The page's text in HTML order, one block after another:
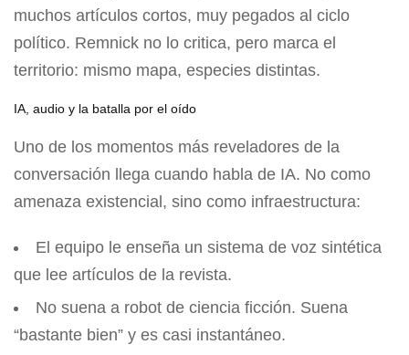
muchos artículos cortos, muy pegados al ciclo
político. Remnick no lo critica, pero marca el
territorio: mismo mapa, especies distintas.
IA, audio y la batalla por el oído
Uno de los momentos más reveladores de la
conversación llega cuando habla de IA. No como
amenaza existencial, sino como infraestructura:
El equipo le enseña un sistema de voz sintética
que lee artículos de la revista.
No suena a robot de ciencia ficción. Suena
“bastante bien” y es casi instantáneo.